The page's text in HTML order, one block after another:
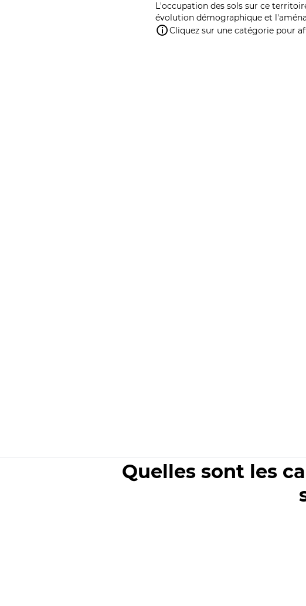
L'occupation des sols sur ce
évolution démographique et
Cliquez sur une catégorie pour
Quelles sont les